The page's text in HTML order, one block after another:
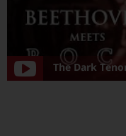
The Dark